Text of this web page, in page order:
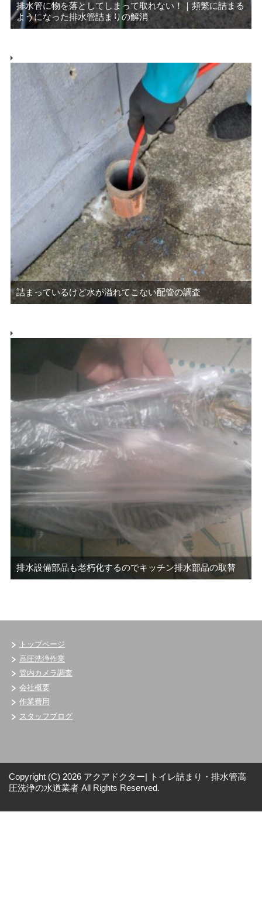
排水管に物を落としてしまって取れない！｜頻繁に詰まる
ようになった排水管詰まりの解消
詰まっているけど水が溢れてこない配管の調査
排水設備部品も老朽化するのでキッチン排水部品の取替
トップページ
高圧洗浄作業
管内カメラ調査
会社概要
作業費用
スタッフブログ
Copyright (C) 2026 アクアドクター| トイレ詰まり・排水管高
圧洗浄の水道業者 All Rights Reserved.